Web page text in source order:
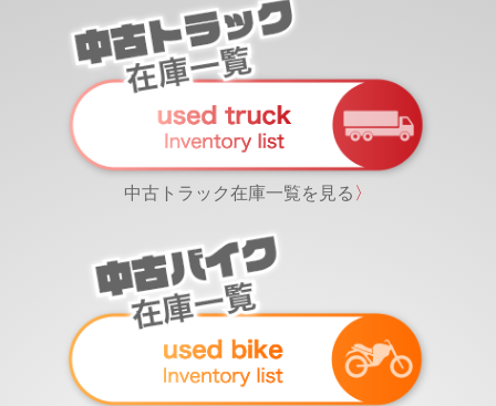
中古トラック在庫一覧を見る 〉